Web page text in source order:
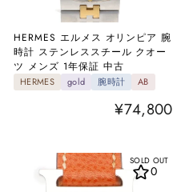
HERMES エルメス オリンピア 腕
時計 ステンレススチール クオー
ツ メンズ 1年保証 中古
HERMES gold 腕時計 AB
¥74,800
SOLD OUT
0